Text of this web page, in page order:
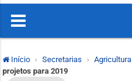
Início Secretarias Agricultura
projetos para 2019